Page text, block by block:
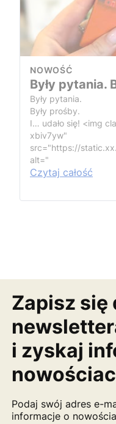
NOWOŚĆ
Były pytania.
Były pytania.
Były prośby.
I… udało się! <img
xbiv7yw"
src="https://
alt="
Czytaj całość
Zapisz się
i zyskaj
Podaj swój adres e-
informacje o